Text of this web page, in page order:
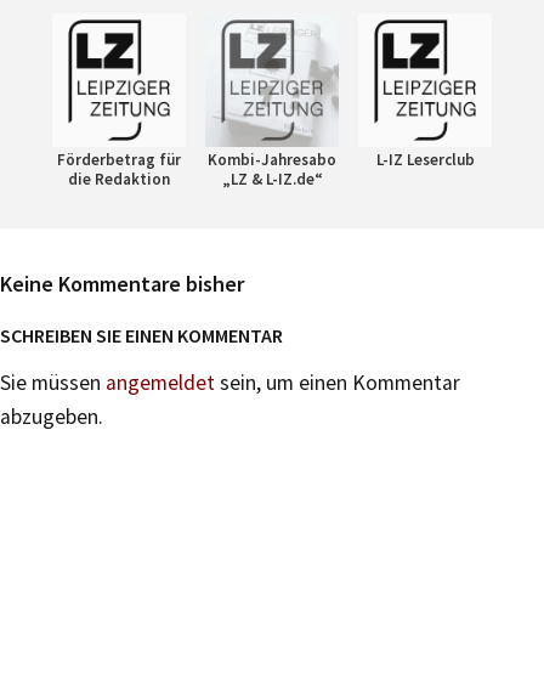
Förderbetrag für
die Redaktion
Kombi-Jahresabo
„LZ & L-IZ.de“
L-IZ Leserclub
Keine Kommentare bisher
SCHREIBEN SIE EINEN KOMMENTAR
Sie müssen angemeldetsein, um einen Kommentar
abzugeben.